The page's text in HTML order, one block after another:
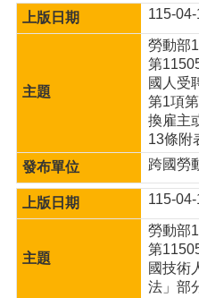
115-
勞動部
第
國人受
第1項
換雇主
13條附
跨國勞
115-
勞動部
第
國技術
法」部